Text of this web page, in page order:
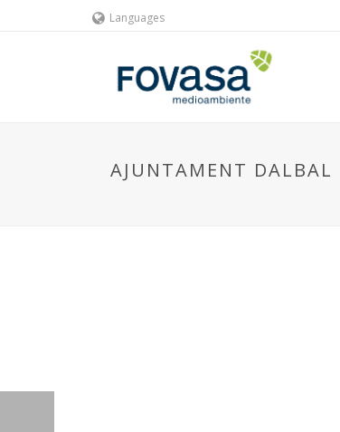
Languages
AJUNTAMENT DALBAL